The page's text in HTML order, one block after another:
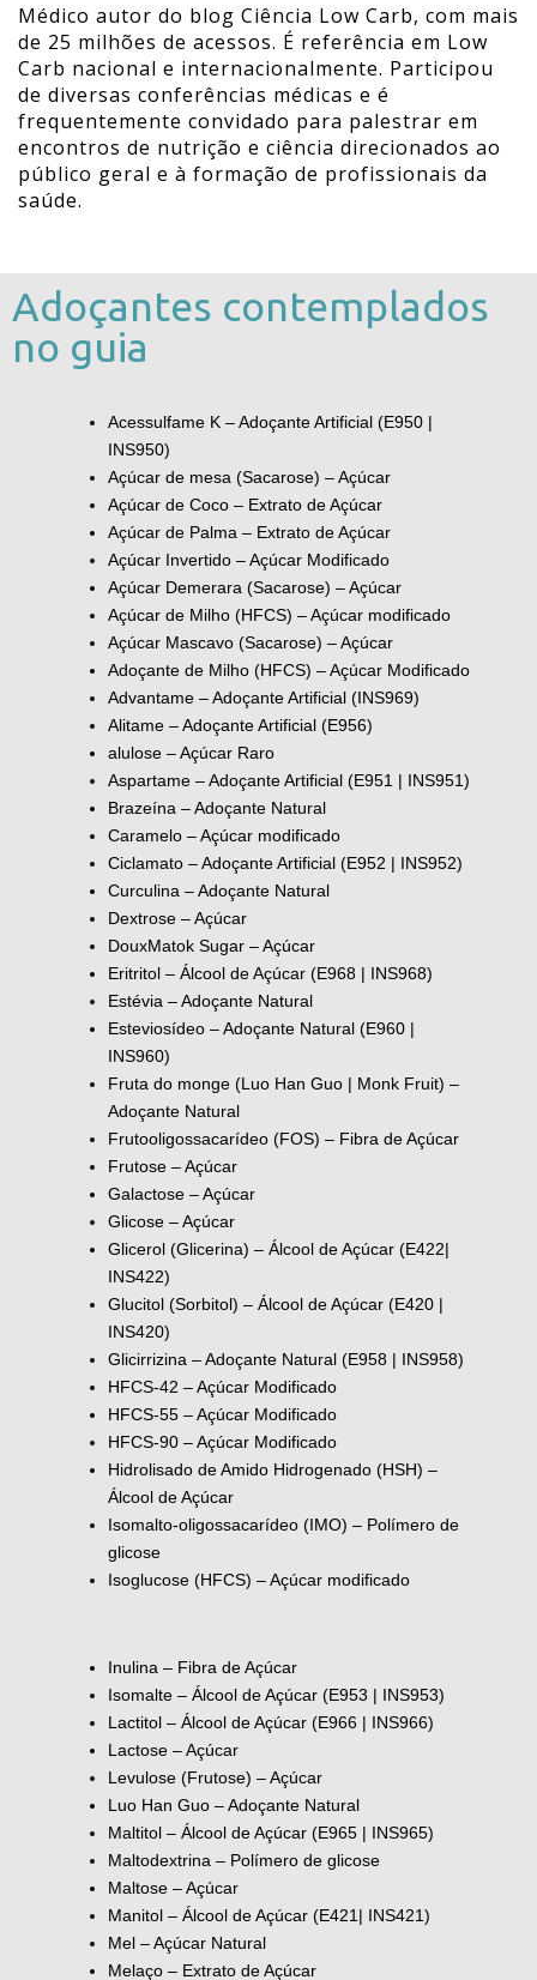
Médico autor do blog Ciência Low Carb, com mais
de 25 milhões de acessos. É referência em Low
Carb nacional e internacionalmente. Participou
de diversas conferências médicas e é
frequentemente convidado para palestrar em
encontros de nutrição e ciência direcionados ao
público geral e à formação de profissionais da
saúde.
Adoçantes contemplados
no guia
Acessulfame K – Adoçante Artificial (E950 |
INS950)
Açúcar de mesa (Sacarose) – Açúcar
Açúcar de Coco – Extrato de Açúcar
Açúcar de Palma – Extrato de Açúcar
Açúcar Invertido – Açúcar Modificado
Açúcar Demerara (Sacarose) – Açúcar
Açúcar de Milho (HFCS) – Açúcar modificado
Açúcar Mascavo (Sacarose) – Açúcar
Adoçante de Milho (HFCS) – Açúcar Modificado
Advantame – Adoçante Artificial (INS969)
Alitame – Adoçante Artificial (E956)
alulose – Açúcar Raro
Aspartame – Adoçante Artificial (E951 | INS951)
Brazeína – Adoçante Natural
Caramelo – Açúcar modificado
Ciclamato – Adoçante Artificial (E952 | INS952)
Curculina – Adoçante Natural
Dextrose – Açúcar
DouxMatok Sugar – Açúcar
Eritritol – Álcool de Açúcar (E968 | INS968)
Estévia – Adoçante Natural
Esteviosídeo – Adoçante Natural (E960 |
INS960)
Fruta do monge (Luo Han Guo | Monk Fruit) –
Adoçante Natural
Frutooligossacarídeo (FOS) – Fibra de Açúcar
Frutose – Açúcar
Galactose – Açúcar
Glicose – Açúcar
Glicerol (Glicerina) – Álcool de Açúcar (E422|
INS422)
Glucitol (Sorbitol) – Álcool de Açúcar (E420 |
INS420)
Glicirrizina – Adoçante Natural (E958 | INS958)
HFCS-42 – Açúcar Modificado
HFCS-55 – Açúcar Modificado
HFCS-90 – Açúcar Modificado
Hidrolisado de Amido Hidrogenado (HSH) –
Álcool de Açúcar
Isomalto-oligossacarídeo (IMO) – Polímero de
glicose
Isoglucose (HFCS) – Açúcar modificado
Inulina – Fibra de Açúcar
Isomalte – Álcool de Açúcar (E953 | INS953)
Lactitol – Álcool de Açúcar (E966 | INS966)
Lactose – Açúcar
Levulose (Frutose) – Açúcar
Luo Han Guo – Adoçante Natural
Maltitol – Álcool de Açúcar (E965 | INS965)
Maltodextrina – Polímero de glicose
Maltose – Açúcar
Manitol – Álcool de Açúcar (E421| INS421)
Mel – Açúcar Natural
Melaço – Extrato de Açúcar